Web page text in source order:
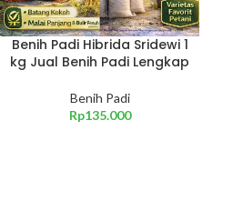
Benih Padi Hibrida Sridewi 1
kg Jual Benih Padi Lengkap
Benih Padi
Rp135.000